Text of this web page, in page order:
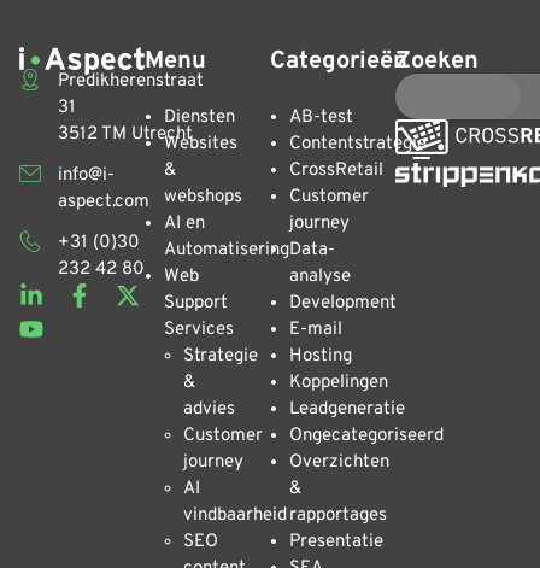
Predikherenstraat
31
3512 TM Utrecht
info@i-
aspect.com
+31 (0)30
232 42 80
Menu
Diensten
Websites
&
webshops
AI en
Automatisering
Web
Support
Services
Strategie
&
advies
Customer
journey
AI
vindbaarheid
SEO
Categorieën
AB-test
Contentstrategie
CrossRetail
Customer
journey
Data-
analyse
Development
E-mail
Hosting
Koppelingen
Leadgeneratie
Ongecategoriseerd
Overzichten
&
rapportages
Presentatie
Zoeken